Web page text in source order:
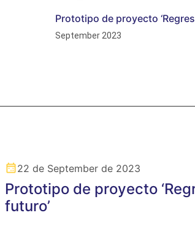
Prototipo de proyecto
September 2023
22 de September de 2023
Prototipo de proyecto
futuro’